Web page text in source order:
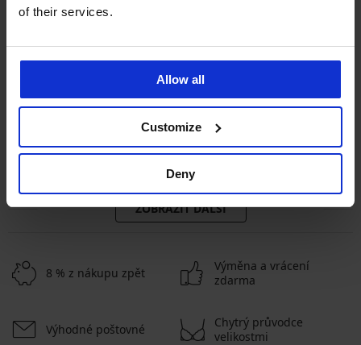
of their services.
Allow all
Customize
Deny
Podprsenka Soft Lace II
vyztužená bez kostic
Podprsenka DIVA by IVA
nevyztužená
999 Kč
ZOBRAZIT DALŠÍ
8 % z nákupu zpět
Výměna a vrácení
zdarma
Výhodné poštovné
Chytrý průvodce
velikostmi